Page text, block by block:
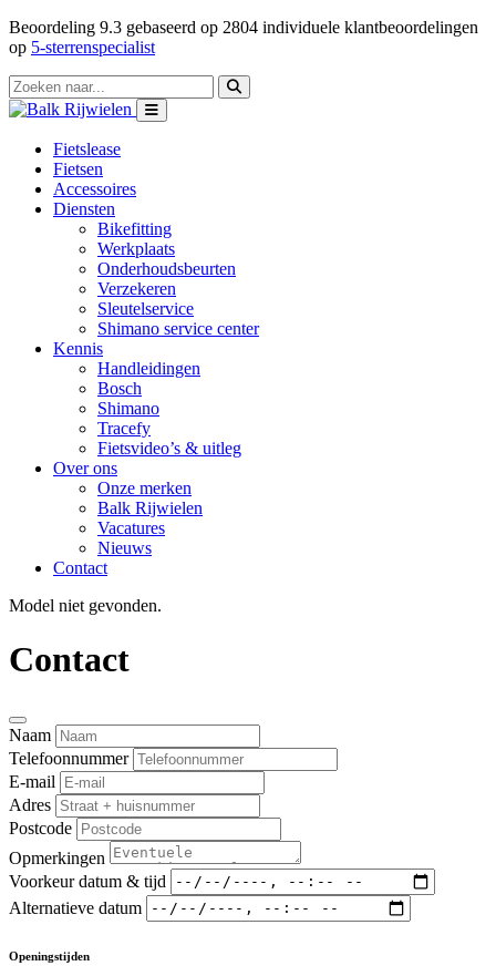
Beoordeling 9.3 gebaseerd op 2804 individuele klantbeoordelingen
op 5-sterrenspecialist
Fietslease
Fietsen
Accessoires
Diensten
Bikefitting
Werkplaats
Onderhoudsbeurten
Verzekeren
Sleutelservice
Shimano service center
Kennis
Handleidingen
Bosch
Shimano
Tracefy
Fietsvideo’s & uitleg
Over ons
Onze merken
Balk Rijwielen
Vacatures
Nieuws
Contact
Model niet gevonden.
Contact
Naam
Telefoonnummer
E-mail
Adres
Postcode
Opmerkingen
Voorkeur datum & tijd
Alternatieve datum
Openingstijden